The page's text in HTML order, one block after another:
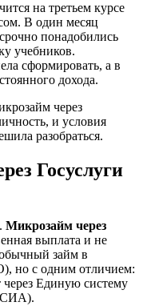
на третьем курсе
В один месяц
понадобились
учебников.
сформировать, а в
дохода.
через
и условия
разобраться.
Госуслуги
Микрозайм через
выплата и не
займ в
но с одним отличием:
Единую систему